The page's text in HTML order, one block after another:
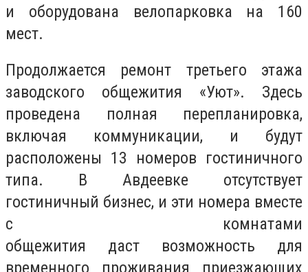
и оборудована велопарковка на 160
мест.
Продолжается ремонт третьего этажа
заводского общежития «Уют». Здесь
проведена полная перепланировка,
включая коммуникации, и будут
расположены 13 номеров гостиничного
типа. В Авдеевке отсутствует
гостиничный бизнес, и эти номера вместе
с комнатами
общежития даст возможность для
временного проживания приезжающих